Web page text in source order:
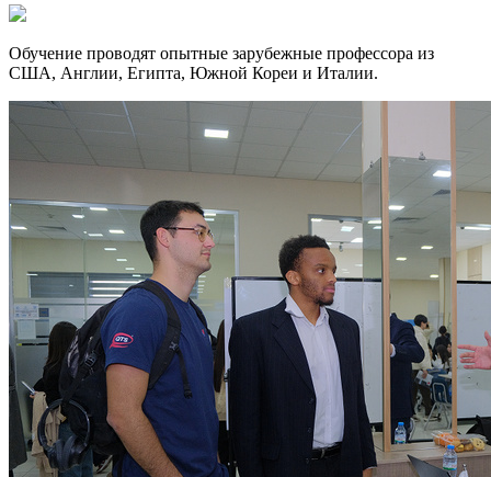
Обучение проводят опытные зарубежные профессора из
США, Англии, Египта, Южной Кореи и Италии.